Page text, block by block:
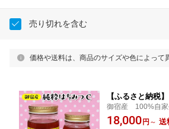
売り切れを含む
価格や送料は、商品のサイズや色によって
【ふるさと納税
御宿産 100%自
18,000円 ～ 送